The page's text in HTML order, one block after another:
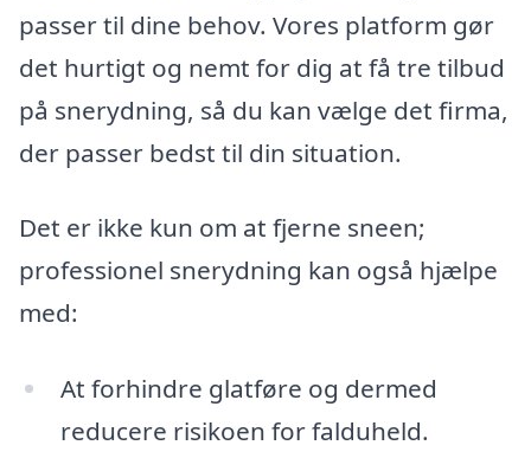
passer til dine behov. Vores platform gør
det hurtigt og nemt for dig at få tre tilbud
på snerydning, så du kan vælge det firma,
der passer bedst til din situation.
Det er ikke kun om at fjerne sneen;
professionel snerydning kan også hjælpe
med:
At forhindre glatføre og dermed
reducere risikoen for falduheld.